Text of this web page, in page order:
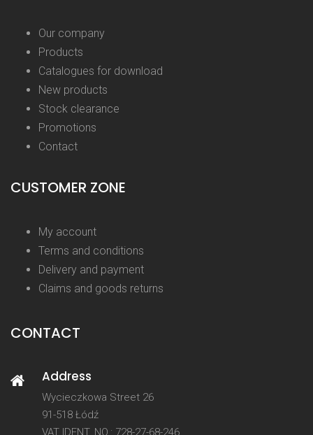
Our company
Products
Catalogues for download
New products
Stock clearance
Promotions
Contact
CUSTOMER ZONE
My account
Terms and conditions
Delivery and payment
Claims and goods returns
CONTACT
Address
Wycieczkowa Street 26
91-518 Łódź
VAT IDENT. NO.: 728-27-68-246